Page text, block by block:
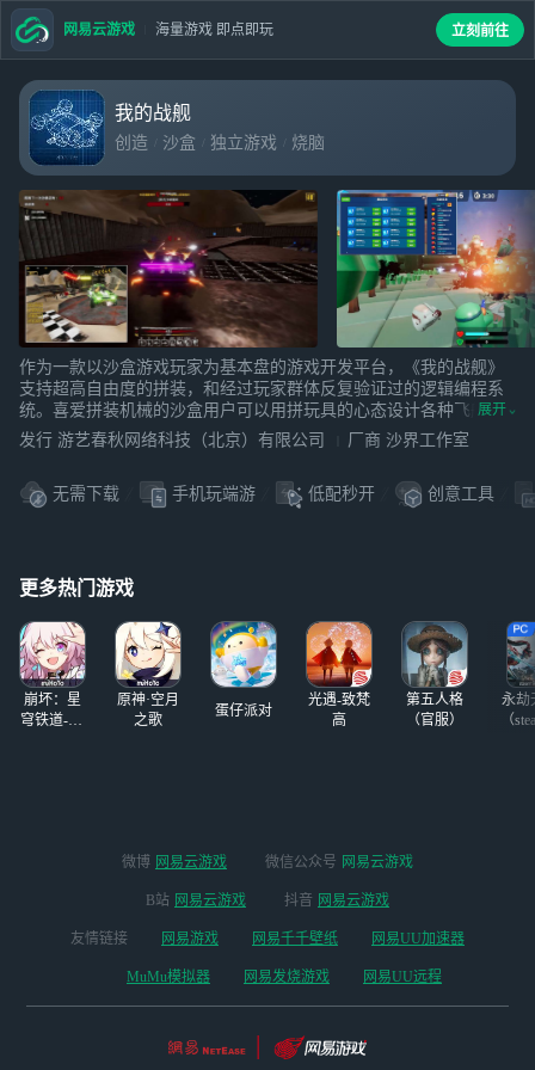
我的战舰
创造 沙盒 独立游戏 烧脑
作为一款以沙盒游戏玩家为基本盘的游戏开发平台，《我的战舰》
支持超高自由度的拼装，和经过玩家群体反复验证过的逻辑编程系
统。喜爱拼装机械的沙盒用户可以用拼玩具的心态设计各种飞船和
武器并和擅长设计玩法的玩家分工协作制作制作出完整的游戏玩
法。
展开
发行 游艺春秋网络科技（北京）有限公司 厂商 沙界工作室
无需下载 手机玩端游 低配秒开 创意工具
更多热门游戏
崩坏：星
穹铁道-4.4
原神·空月
之歌
蛋仔派对
光遇-致梵
高
第五人格
（官服）
永劫
（
网易云游戏 海量游戏 即点即玩 立刻前往
微博 网易云游戏 微信公众号 网易云游戏
B站 网易云游戏 抖音 网易云游戏
友情链接 网易游戏 网易千千壁纸 网易UU加速器
MuMu模拟器 网易发烧游戏 网易UU远程